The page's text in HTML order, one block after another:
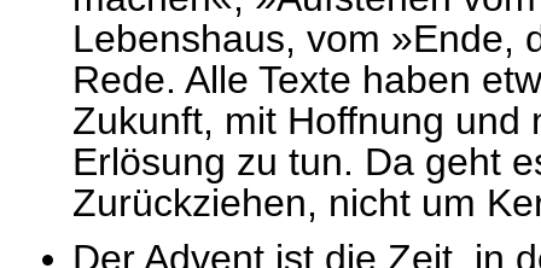
Lebenshaus, vom »Ende,
Rede. Alle Texte haben
Zukunft, mit Hoffnung und
Erlösung zu tun. Da geht
Zurückziehen, nicht um
Der Advent ist die Zeit, in